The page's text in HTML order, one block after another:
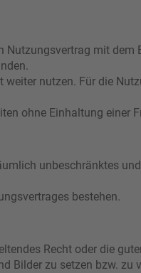
mit dem
nutzen. Für die
ohne Einhaltung einer
unbeschränktes
bestehen.
Recht oder die
Bilder zu setzen bzw. zu